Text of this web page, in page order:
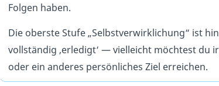
Folgen haben.
Die oberste Stufe „Selbstverwirklichung“ ist
vollständig ‚erledigt‘ — vielleicht möchtest du
oder ein anderes persönliches Ziel erreichen.